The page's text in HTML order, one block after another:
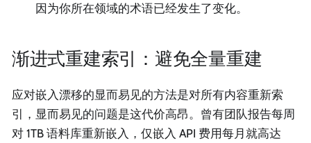
因为你所在领域的术语已经发生了变化。
渐进式重建索引：避免全量重建
应对嵌入漂移的显而易见的方法是对所有内容重新索
引，显而易见的问题是这代价高昂。曾有团队报告每周
对 1TB 语料库重新嵌入，仅嵌入 API 费用每月就高达